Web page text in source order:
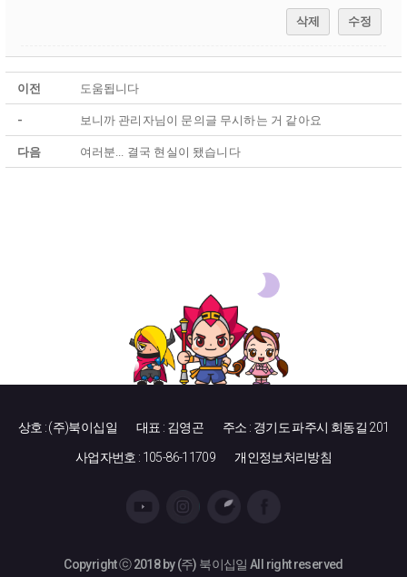
삭제 수정
이전 도움됩니다
- 보니까 관리자님이 문의글 무시하는 거 같아요
다음 여러분... 결국 현실이 됐습니다
상호 : (주)북이십일 대표 : 김영곤 주소 : 경기도 파주시 회동길 201
사업자번호 : 105-86-11709 개인정보처리방침
Copyright ⓒ 2018 by (주) 북이십일 All right reserved